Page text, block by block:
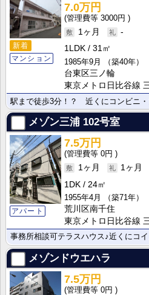
新着
マンション
7.0万円
3000円
1ヶ月
-
1LDK
31㎡
1985年9月
（築40年）
台東区三ノ輪
東京メトロ日比谷線
メゾン三浦 102号室
アパート
7.5万円
0円
1ヶ月
1ヶ月
1DK
24㎡
1955年4月
（築71年）
荒川区南千住
東京メトロ日比谷線
メゾンドウエハラ
7.5万円
0円